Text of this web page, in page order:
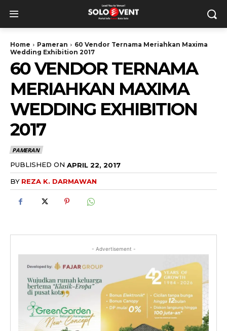
Home Pameran
60 Vendor Ternama Meriahkan Maxima
Wedding Exhibition 2017
60 VENDOR TERNAMA
MERIAHKAN MAXIMA
WEDDING EXHIBITION
2017
PAMERAN
PUBLISHED ON APRIL 22, 2017
BY REZA K. DARMAWAN
- Advertisement -